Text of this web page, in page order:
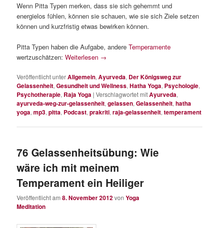
Wenn Pitta Typen merken, dass sie sich gehemmt und
energielos fühlen, können sie schauen, wie sie sich Ziele setzen
können und kurzfristig etwas bewirken können.
Pitta Typen haben die Aufgabe, andereTemperamente
wertzuschätzen:Weiterlesen →
Veröffentlicht unterAllgemein,Ayurveda, Der Königsweg zur
Gelassenheit,Gesundheit und Wellness,Hatha Yoga, Psychologie,
Psychotherapie, Raja Yoga |Verschlagwortet mitAyurveda,
ayurveda-weg-zur-gelassenheit,gelassen,Gelassenheit,hatha
yoga,mp3,pitta, Podcast,prakriti,raja-gelassenheit,temperament
76 Gelassenheitsübung: Wie
wäre ich mit meinem
Temperament ein Heiliger
Veröffentlicht am8. November 2012vonYoga
Meditation